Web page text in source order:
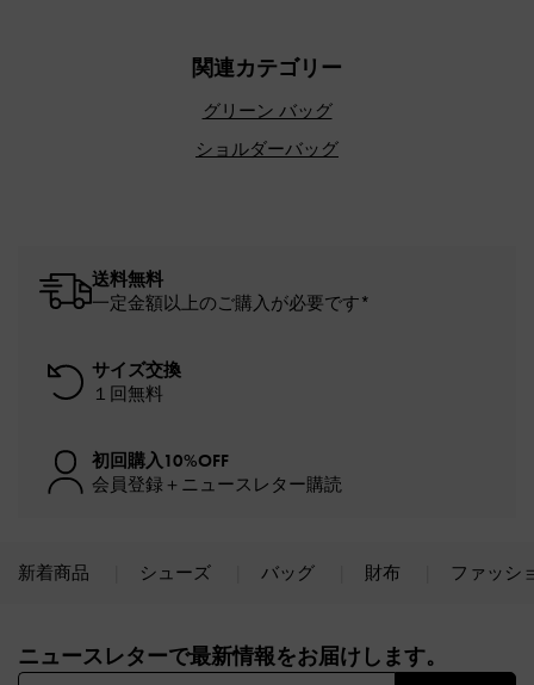
関連カテゴリー
グリーン バッグ
ショルダーバッグ
送料無料
一定金額以上のご購入が必要です*
サイズ交換
１回無料
初回購入10%OFF
会員登録＋ニュースレター購読
新着商品 シューズ バッグ 財布 ファッシ
ニュースレターで最新情報をお届けします。​